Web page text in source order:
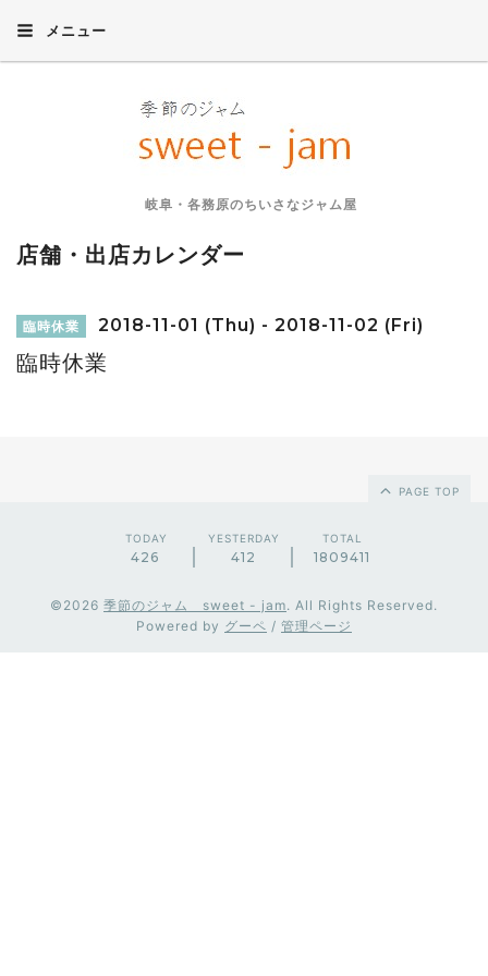
メニュー
岐阜・各務原のちいさなジャム屋
店舗・出店カレンダー
臨時休業 2018-11-01 (Thu) - 2018-11-02 (Fri)
臨時休業
PAGE TOP
TODAY
426
YESTERDAY
412
TOTAL
1809411
©2026 季節のジャム sweet - jam. All Rights Reserved.
Powered by グーペ / 管理ページ